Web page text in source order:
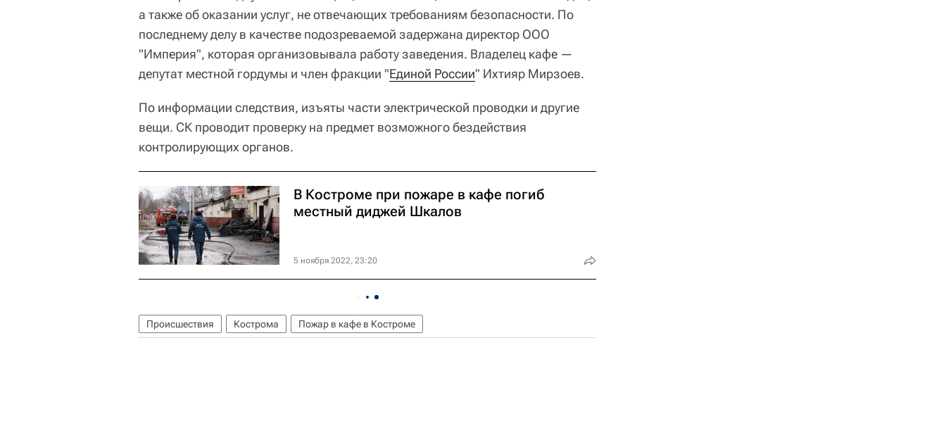
а также об оказании услуг, не отвечающих требованиям безопасности. По
последнему делу в качестве подозреваемой задержана директор ООО
"Империя", которая организовывала работу заведения. Владелец кафе —
депутат местной гордумы и член фракции "Единой России" Ихтияр Мирзоев.
По информации следствия, изъяты части электрической проводки и другие
вещи. СК проводит проверку на предмет возможного бездействия
контролирующих органов.
В Костроме при пожаре в кафе погиб
местный диджей Шкалов
5 ноября 2022, 23:20
Происшествия Кострома Пожар в кафе в Костроме